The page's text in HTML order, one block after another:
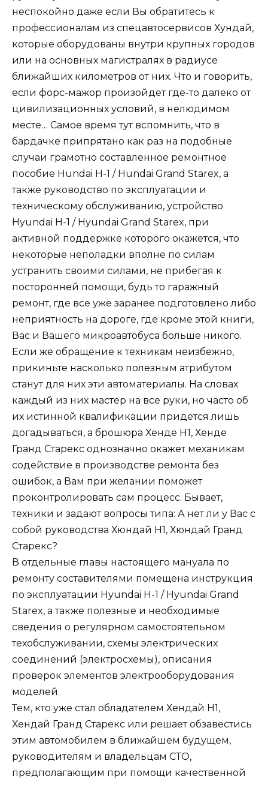
неспокойно даже если Вы обратитесь к
профессионалам из спецавтосервисов Хундай,
которые оборудованы внутри крупных городов
или на основных магистралях в радиусе
ближайших километров от них. Что и говорить,
если форс-мажор произойдет где-то далеко от
цивилизационных условий, в нелюдимом
месте… Самое время тут вспомнить, что в
бардачке припрятано как раз на подобные
случаи грамотно составленное ремонтное
пособие Hundai H-1 / Hundai Grand Starex, а
также руководство по эксплуатации и
техническому обслуживанию, устройство
Hyundai H-1 / Hyundai Grand Starex, при
активной поддержке которого окажется, что
некоторые неполадки вполне по силам
устранить своими силами, не прибегая к
посторонней помощи, будь то гаражный
ремонт, где все уже заранее подготовлено либо
неприятность на дороге, где кроме этой книги,
Вас и Вашего микроавтобуса больше никого.
Если же обращение к техникам неизбежно,
прикиньте насколько полезным атрибутом
станут для них эти автоматериалы. На словах
каждый из них мастер на все руки, но часто об
их истинной квалификации придется лишь
догадываться, а брошюра Хенде Н1, Хенде
Гранд Старекс однозначно окажет механикам
содействие в производстве ремонта без
ошибок, а Вам при желании поможет
проконтролировать сам процесс. Бывает,
техники и задают вопросы типа: А нет ли у Вас с
собой руководства Хюндай Н1, Хюндай Гранд
Старекс?
В отдельные главы настоящего мануала по
ремонту составителями помещена инструкция
по эксплуатации Hyundai H-1 / Hyundai Grand
Starex, а также полезные и необходимые
сведения о регулярном самостоятельном
техобслуживании, схемы электрических
соединений (электросхемы), описания
проверок элементов электрооборудования
моделей.
Тем, кто уже стал обладателем Хендай Н1,
Хендай Гранд Старекс или решает обзавестись
этим автомобилем в ближайшем будущем,
руководителям и владельцам СТО,
предполагающим при помощи качественной